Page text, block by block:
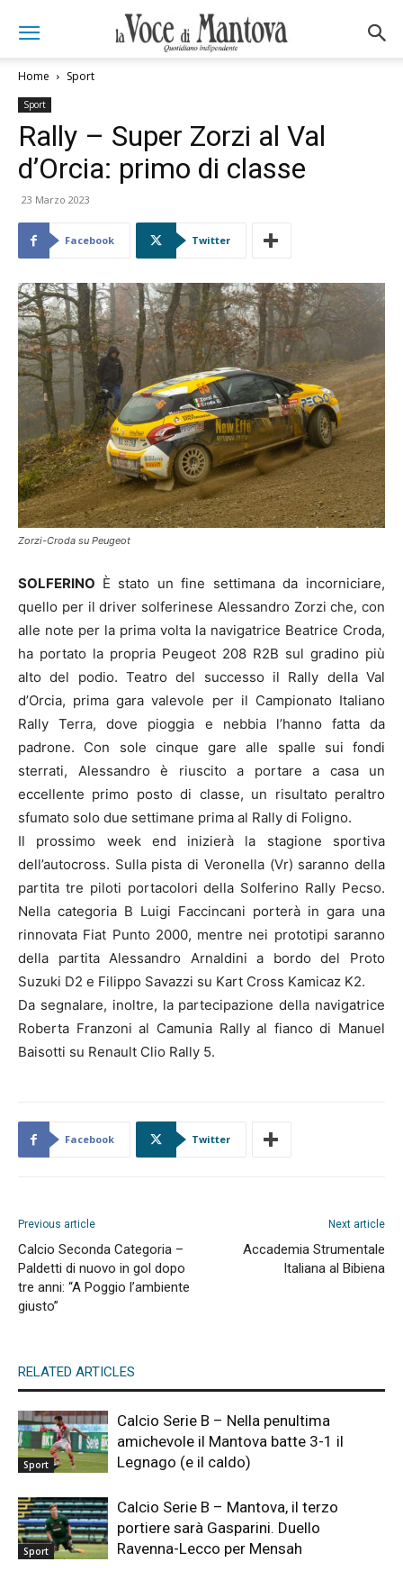
Home Sport
Sport
Rally – Super Zorzi al Val
d’Orcia: primo di classe
23 Marzo 2023
Facebook Twitter
Zorzi-Croda su Peugeot
SOLFERINO È stato un fine settimana da incorniciare,
quello per il driver solferinese Alessandro Zorzi che, con
alle note per la prima volta la navigatrice Beatrice Croda,
ha portato la propria Peugeot 208 R2B sul gradino più
alto del podio. Teatro del successo il Rally della Val
d’Orcia, prima gara valevole per il Campionato Italiano
Rally Terra, dove pioggia e nebbia l’hanno fatta da
padrone. Con sole cinque gare alle spalle sui fondi
sterrati, Alessandro è riuscito a portare a casa un
eccellente primo posto di classe, un risultato peraltro
sfumato solo due settimane prima al Rally di Foligno.
Il prossimo week end inizierà la stagione sportiva
dell’autocross. Sulla pista di Veronella (Vr) saranno della
partita tre piloti portacolori della Solferino Rally Pecso.
Nella categoria B Luigi Faccincani porterà in gara una
rinnovata Fiat Punto 2000, mentre nei prototipi saranno
della partita Alessandro Arnaldini a bordo del Proto
Suzuki D2 e Filippo Savazzi su Kart Cross Kamicaz K2.
Da segnalare, inoltre, la partecipazione della navigatrice
Roberta Franzoni al Camunia Rally al fianco di Manuel
Baisotti su Renault Clio Rally 5.
Facebook Twitter
Previous article
Calcio Seconda Categoria –
Paldetti di nuovo in gol dopo
tre anni: “A Poggio l’ambiente
giusto”
Next article
Accademia Strumentale
Italiana al Bibiena
RELATED ARTICLES
Sport
Calcio Serie B – Nella penultima
amichevole il Mantova batte 3-1 il
Legnago (e il caldo)
Sport
Calcio Serie B – Mantova, il terzo
portiere sarà Gasparini. Duello
Ravenna-Lecco per Mensah